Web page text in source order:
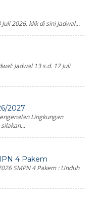
2026, klik di sini Jadwal...
Jadwal 13 s.d. 17 Juli
2027
Lingkungan
4 Pakem
SMPN 4 Pakem : Unduh